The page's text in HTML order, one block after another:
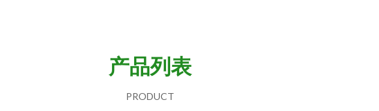
产品列表
PRODUCT